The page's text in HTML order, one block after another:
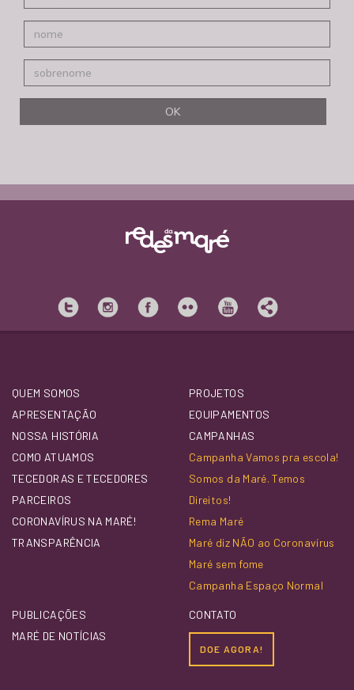
QUEM SOMOS
APRESENTAÇÃO
NOSSA HISTÓRIA
COMO ATUAMOS
TECEDORAS E TECEDORES
PARCEIROS
CORONAVÍRUS NA MARÉ!
TRANSPARÊNCIA
PROJETOS
EQUIPAMENTOS
CAMPANHAS
Campanha Vamos pra escola!
Somos da Maré. Temos
Direitos!
Rema Maré
Maré diz NÃO ao Coronavírus
Maré sem fome
Campanha Espaço Normal
PUBLICAÇÕES
MARÉ DE NOTÍCIAS
CONTATO
DOE AGORA!